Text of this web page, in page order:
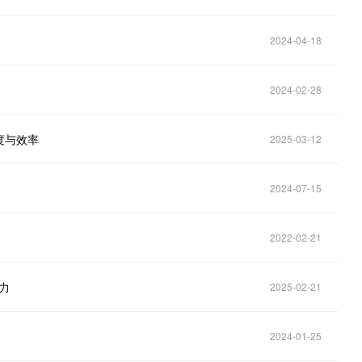
2024-04-18
2024-02-28
与效率 2025-03-12
2024-07-15
2022-02-21
2025-02-21
2024-01-25